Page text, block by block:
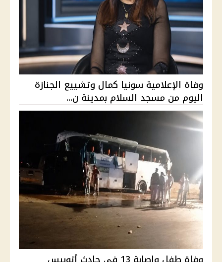
وفاة الإعلامية سونيا كمال وتشييع الجنازة
اليوم من مسجد السلام بمدينة ن...